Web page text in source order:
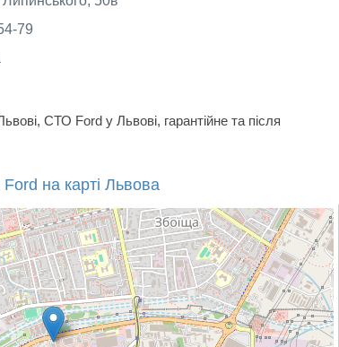
79
СТО Ford у Львові, гарантійне та після
на карті Львова